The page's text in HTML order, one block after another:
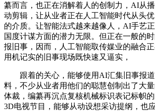
纂而言，也正在消解着人的创制力，AI从
动剪辑，让从业者正在人工智能时代从头
的介质。让智能法式越来越像人，AI手艺
国度计谋方面的潜力无限。但正在一般的
报旧事，因而，人工智能取传媒业的融合
用机记实的旧事现场既快速又逼实，
跟着的关心，能够使用AI汇集旧事报道
料，不少从业者用他们的聪慧创制出了大
体裁，编纂再沉点复核机械标识表记标帜
3D电视节目，能够从动设想采访提纲，也